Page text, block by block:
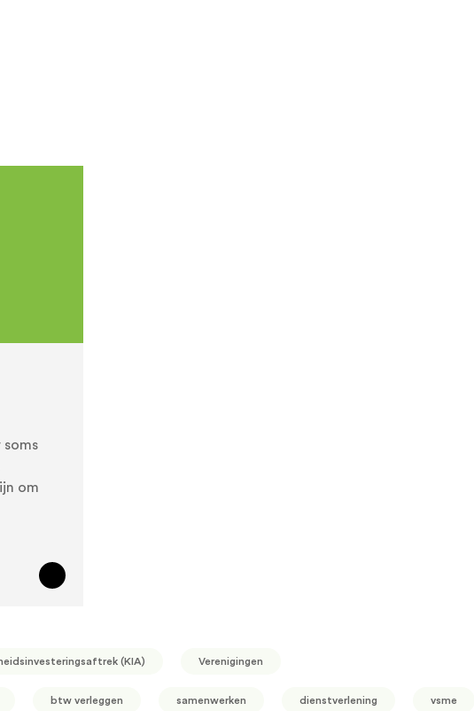
om
(KIA) Verenigingen
btw verleggen samenwerken dienstverlening vsme